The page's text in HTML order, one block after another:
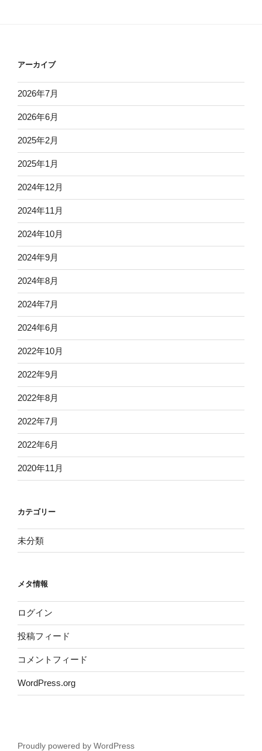
アーカイブ
2026年7月
2026年6月
2025年2月
2025年1月
2024年12月
2024年11月
2024年10月
2024年9月
2024年8月
2024年7月
2024年6月
2022年10月
2022年9月
2022年8月
2022年7月
2022年6月
2020年11月
カテゴリー
未分類
メタ情報
ログイン
投稿フィード
コメントフィード
WordPress.org
Proudly powered by WordPress